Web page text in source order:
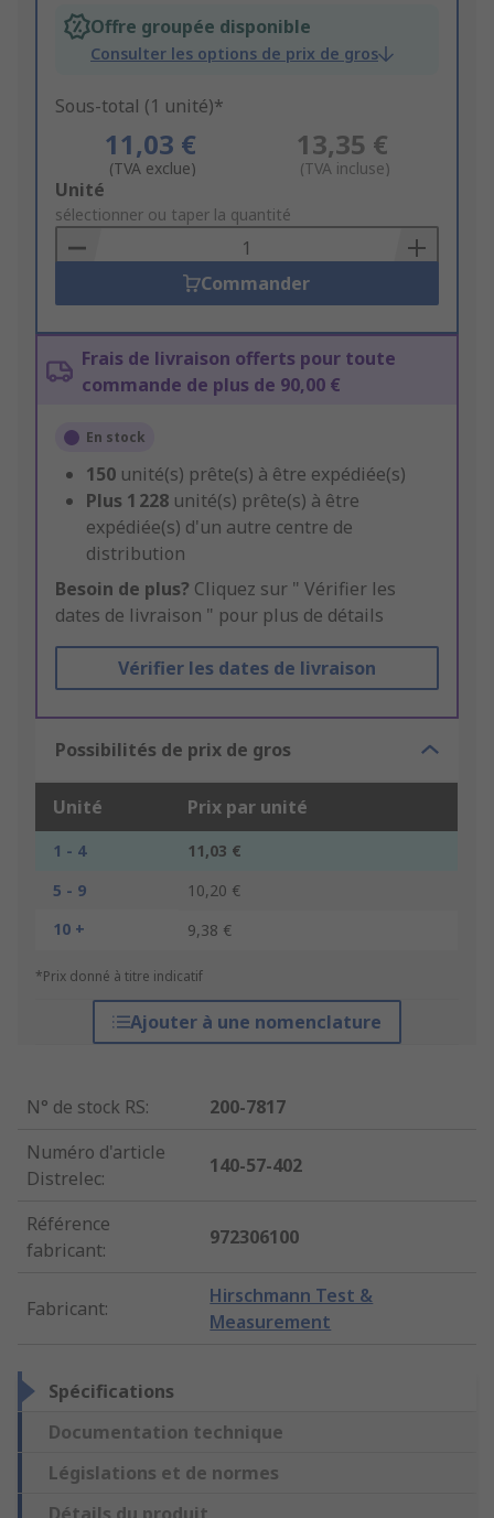
Offre groupée disponible
Consulter les options de prix de gros
Sous-total (1 unité)*
11,03 €
(TVA exclue)
13,35 €
(TVA incluse)
Add
to
Basket
Unité
sélectionner ou taper la quantité
Commander
Frais de livraison offerts pour toute
commande de plus de 90,00 €
En stock
150 unité(s) prête(s) à être expédiée(s)
Plus 1 228 unité(s) prête(s) à être
expédiée(s) d'un autre centre de
distribution
Besoin de plus? Cliquez sur " Vérifier les
dates de livraison " pour plus de détails
Vérifier les dates de livraison
Possibilités de prix de gros
Unité Prix par unité
1 - 4
11,03 €
5 - 9
10,20 €
10 +
9,38 €
*Prix donné à titre indicatif
Ajouter à une nomenclature
N° de stock RS:
200-7817
Numéro d'article
Distrelec:
140-57-402
Référence
fabricant:
972306100
Fabricant:
Hirschmann Test &
Measurement
Spécifications
Documentation technique
Législations et de normes